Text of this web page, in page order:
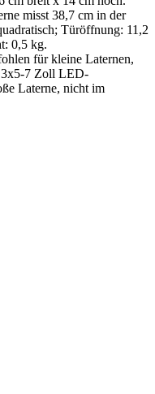
misst 38,7 cm in der
Türöffnung: 11,2
0,5 kg.
für kleine Laternen,
3x5-7 Zoll LED-
Laterne, nicht im